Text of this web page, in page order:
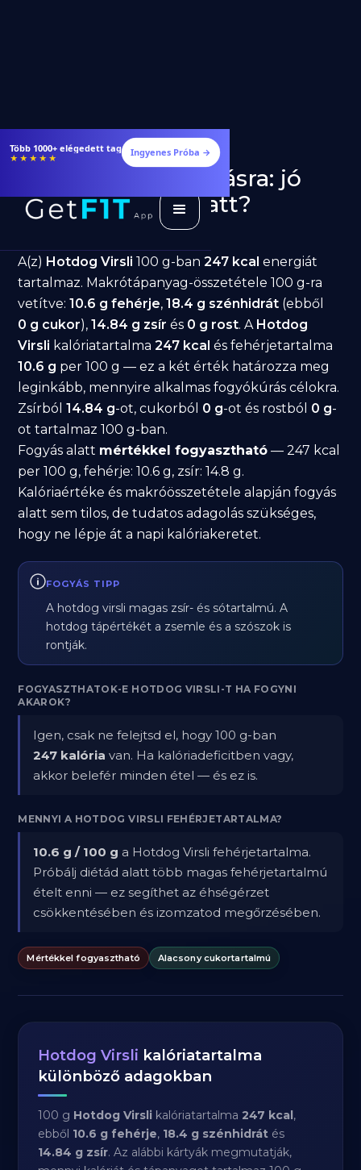
Több 1000+ elégedett tag
★★★★★ Ingyenes Próba →
Hotdog Virsli fogyásra: jó
választás diéta alatt?
A(z) Hotdog Virsli 100 g-ban247 kcal energiát
tartalmaz. Makrótápanyag-összetétele 100 g-ra
vetítve:10.6 g fehérje,18.4 g szénhidrát (ebből
0 g cukor),14.84 g zsír és 0 g rost. A Hotdog
Virsli kalóriatartalma247 kcal és fehérjetartalma
10.6 g per 100 g — ez a két érték határozza meg
leginkább, mennyire alkalmas fogyókúrás célokra.
Zsírból14.84 g-ot, cukorból 0 g-ot és rostból 0 g-
ot tartalmaz 100 g-ban.
Fogyás alatt mértékkel fogyasztható — 247 kcal
per 100 g, fehérje: 10.6 g, zsír: 14.8 g.
Kalóriaértéke és makróösszetétele alapján fogyás
alatt sem tilos, de tudatos adagolás szükséges,
hogy ne lépje át a napi kalóriakeretet.
FOGYÁS TIPP
A hotdog virsli magas zsír- és sótartalmú. A
hotdog tápértékét a zsemle és a szószok is
rontják.
FOGYASZTHATOK-E HOTDOG VIRSLI-T HA FOGYNI
AKAROK?
Igen, csak ne felejtsd el, hogy 100 g-ban
247 kalória van. Ha kalóriadeficitben vagy,
akkor belefér minden étel — és ez is.
MENNYI A HOTDOG VIRSLI FEHÉRJETARTALMA?
10.6 g / 100 g a Hotdog Virsli fehérjetartalma.
Próbálj diétád alatt több magas fehérjetartalmú
ételt enni — ez segíthet az éhségérzet
csökkentésében és izomzatod megőrzésében.
Mértékkel fogyasztható Alacsony cukortartalmú
Hotdog Virsli kalóriatartalma
különböző adagokban
100 g Hotdog Virsli kalóriatartalma247 kcal,
ebből 10.6 g fehérje, 18.4 g szénhidrát és
14.84 g zsír. Az alábbi kártyák megmutatják,